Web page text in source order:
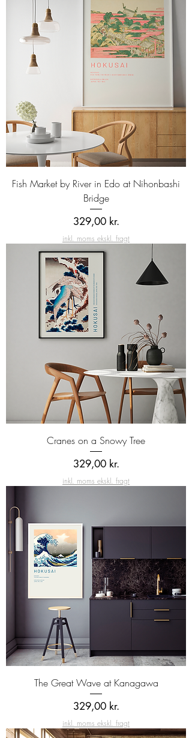
Fish Market by River in Edo at Nihonbashi
Bridge
Pris
329,00 kr.
inkl. moms ekskl. fragt
Cranes on a Snowy Tree
Pris
329,00 kr.
inkl. moms ekskl. fragt
The Great Wave at Kanagawa
Pris
329,00 kr.
inkl. moms ekskl. fragt